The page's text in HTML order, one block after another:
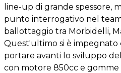
line-up di grande spessore,
punto interrogativo nel team
ballottaggio tra Morbidelli,
Quest'ultimo si è
portare avanti lo sviluppo
con motore 850cc e gomme